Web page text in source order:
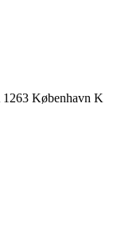
1263 København K